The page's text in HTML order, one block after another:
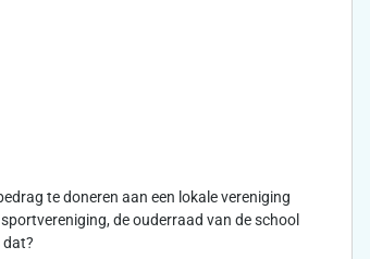
te doneren aan een lokale vereniging
de ouderraad van de school
dat?